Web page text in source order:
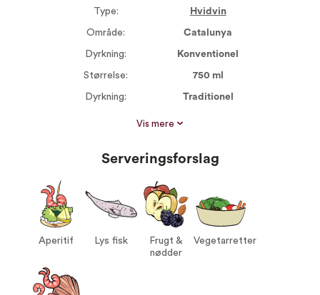
Type: Hvidvin
Område: Catalunya
Dyrkning: Konventionel
Størrelse: 750 ml
Dyrkning: Traditionel
Vin til:
Aperitif
Frugt & nødder
Vegetarretter
Skaldyr
Vis mere
Serveringsforslag
Aperitif Lys fisk
Frugt &
nødder
Vegetarretter